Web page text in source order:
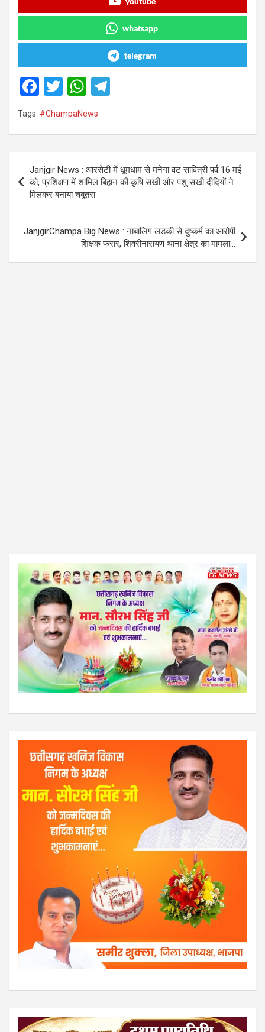
whatsapp
telegram
F
a
ce
o
o
k
T
wi
tt
W
at
A
p
p
a
m
Tags: #ChampaNews
navigation
Janjgir News : आरसेटी में धूमधाम से मनेगा वट सावित्री पर्व 16 मई
को, प्रशिक्षण में शामिल बिहान की क़ृषि सखी और पशु सखी दीदियों ने
मिलकर बनाया चबूतरा
JanjgirChampa Big News : नाबालिग लड़की से दुष्कर्म का आरोपी
शिक्षक फरार, शिवरीनारायण थाना क्षेत्र का मामला…